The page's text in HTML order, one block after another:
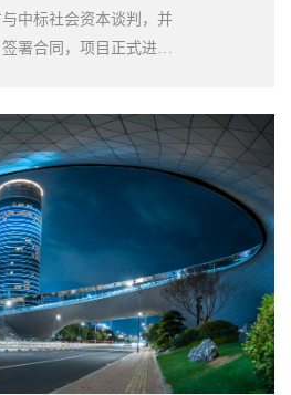
中标社会资本谈判，并
署合同，项目正式进入
，填补了天津市本级片
空白，助力天津城市升